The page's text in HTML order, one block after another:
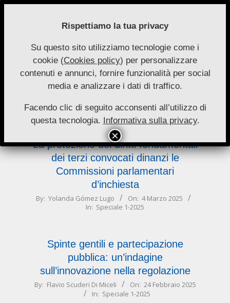
Skip
Nuove
Autonomie
Primary
Navigation
Menu
La protezione dei diritti fondamentali
dei terzi convocati dinanzi le
Commissioni parlamentari
d’inchiesta
2025-
By: Yolanda Gómez Lugo On: 4 Marzo 2025
In: Speciale 1-2025
Spinte gentili e partecipazione
pubblica: un’indagine
sull’innovazione nella regolazione
2025-
By: Flavio Scuderi Di Miceli On: 24 Febbraio 2025
In: Speciale 1-2025
Rispettiamo la tua privacy
Su questo sito utilizziamo tecnologie come i
cookie (Cookies policy) per personalizzare
contenuti e annunci, fornire funzionalità per social
media e analizzare i dati di traffico.
Facendo clic di seguito acconsenti all’utilizzo di
questa tecnologia. Informativa sulla privacy.